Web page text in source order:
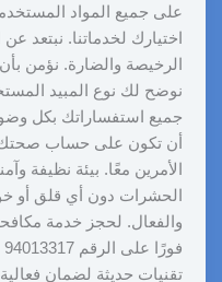
على جميع المواد
اختيارك لخدماتنا. نبتعد
الرخيصة والضارة. نؤمن
نوضح لك نوع المبيد
جميع استفساراتك بكل
أن تكون على حساب
الأمرين معًا. بيئة
الحشرات دون أي قلق أو
والفعال. لحجز خدمة
تقنيات حديثة لضمان